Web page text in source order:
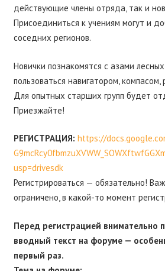
действующие члены отряда, так и
Присоединиться к учениям могут и
соседних регионов.
Новички познакомятся с азами
пользоваться навигатором,
Для опытных старших групп будет
Приезжайте!
РЕГИСТРАЦИЯ: https://
usp=drivesdk
Регистрироваться — обязательно!
ограничено, в какой-то момент
Перед регистрацией внимательно
вводный текст на форуме —
первый раз.